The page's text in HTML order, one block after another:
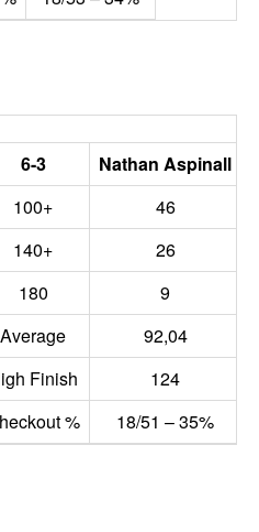
6-3
Nathan Aspinall
100+
46
140+
26
180
9
Average
92,04
Finish
124
% 18/51 – 35%